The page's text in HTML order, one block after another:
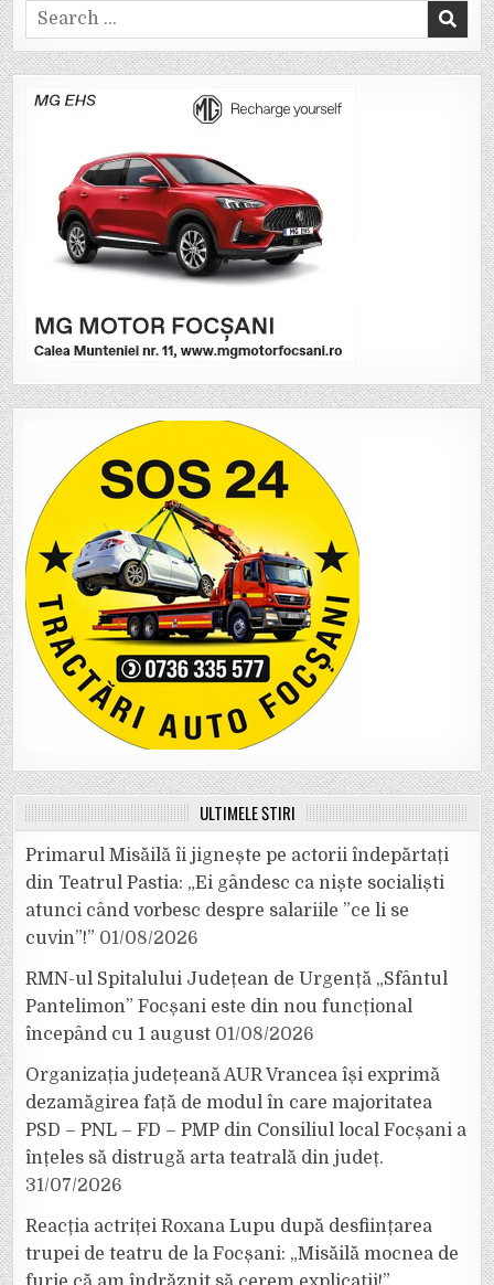
Search
for:
ULTIMELE ȘTIRI
Primarul Misăilă îi jignește pe actorii îndepărtați
din Teatrul Pastia: „Ei gândesc ca niște socialiști
atunci când vorbesc despre salariile ”ce li se
cuvin”!” 01/08/2026
RMN-ul Spitalului Județean de Urgență „Sfântul
Pantelimon” Focșani este din nou funcțional
începând cu 1 august 01/08/2026
Organizația județeană AUR Vrancea își exprimă
dezamăgirea față de modul în care majoritatea
PSD – PNL – FD – PMP din Consiliul local Focșani a
înțeles să distrugă arta teatrală din județ.
31/07/2026
Reacția actriței Roxana Lupu după desființarea
trupei de teatru de la Focșani: „Misăilă mocnea de